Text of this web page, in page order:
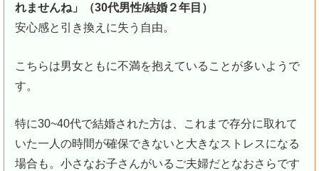
れませんね」（30代男性/結婚２年目）
安心感と引き換えに失う自由。
こちらは男女ともに不満を抱えていることが多いようで
す。
特に30~40代で結婚された方は、これまで存分に取れて
いた一人の時間が確保できないと大きなストレスになる
場合も。小さなお子さんがいるご夫婦だとなおさらです